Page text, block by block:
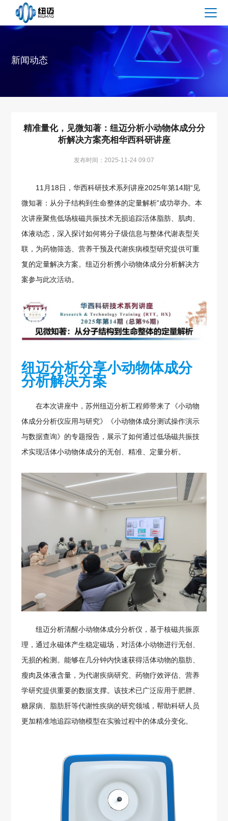
新闻动态
精准量化，见微知著：纽迈分析小动物体成分分
析解决方案亮相华西科研讲座
发布时间：2025-11-24 09:07
11月18日，华西科研技术系列讲座2025年第14期“见
微知著：从分子结构到生命整体的定量解析”成功举办。本
次讲座聚焦低场核磁共振技术无损追踪活体脂肪、肌肉、
体液动态，深入探讨如何将分子级信息与整体代谢表型关
联，为药物筛选、营养干预及代谢疾病模型研究提供可重
复的定量解决方案。纽迈分析携小动物体成分分析解决方
案参与此次活动。
纽迈分析分享小动物体成分
分析解决方案
在本次讲座中，苏州纽迈分析工程师带来了《小动物
体成分分析仪应用与研究》《小动物体成分测试操作演示
与数据查询》的专题报告，展示了如何通过低场磁共振技
术实现活体小动物体成分的无创、精准、定量分析。
纽迈分析清醒小动物体成分分析仪，基于核磁共振原
理，通过永磁体产生稳定磁场，对活体小动物进行无创、
无损的检测。能够在几分钟内快速获得活体动物的脂肪、
瘦肉及体液含量，为代谢疾病研究、药物疗效评估、营养
学研究提供重要的数据支撑。该技术已广泛应用于肥胖、
糖尿病、脂肪肝等代谢性疾病的研究领域，帮助科研人员
更加精准地追踪动物模型在实验过程中的体成分变化。